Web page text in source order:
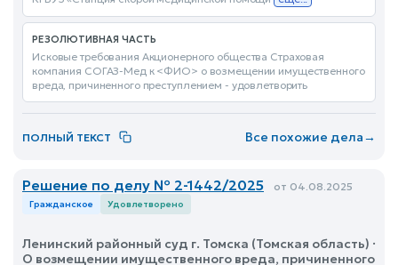
РЕЗОЛЮТИВНАЯ ЧАСТЬ
Исковые требования Акционерного общества Страховая
компания СОГАЗ-Мед к <ФИО> о возмещении имущественного
вреда, причиненного преступлением - удовлетворить
ПОЛНЫЙ ТЕКСТ Все похожие дела→
Решение по делу № 2-1442/2025 от 04.08.2025
Гражданское Удовлетворено
Ленинский районный суд г. Томска (Томская область) ·
О возмещении имущественного вреда, причиненного